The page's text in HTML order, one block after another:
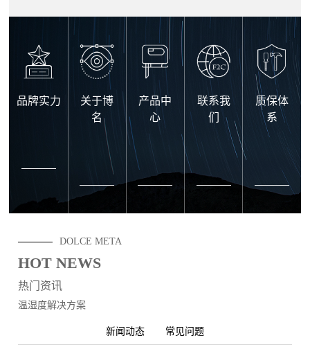
品牌实力
关于博
名
产品中
心
联系我
们
质保体
系
DOLCE META
HOT NEWS
热门资讯
温湿度解决方案
新闻动态 常见问题